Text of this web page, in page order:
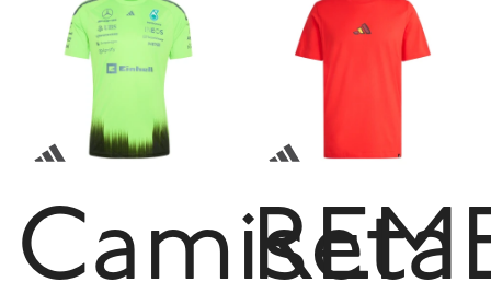
Camiseta